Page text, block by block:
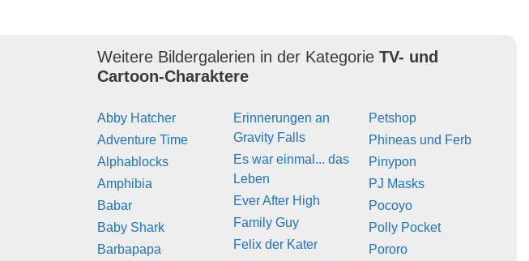
Weitere Bildergalerien in der KategorieTV- und
Cartoon-Charaktere
Abby Hatcher
Adventure Time
Alphablocks
Amphibia
Babar
Baby Shark
Barbapapa
Erinnerungen an
Gravity Falls
Es war einmal... das
Leben
Ever After High
Family Guy
Felix der Kater
Petshop
Phineas und Ferb
Pinypon
PJ Masks
Pocoyo
Polly Pocket
Pororo